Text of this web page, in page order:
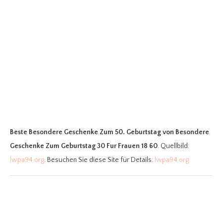
Beste Besondere Geschenke Zum 50. Geburtstagvon Besondere
Geschenke Zum Geburtstag 30 Fur Frauen 18 60. Quellbild:
lwpa94.org. Besuchen Sie diese Site für Details: lwpa94.org